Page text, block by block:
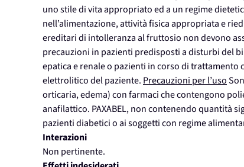
uno stile di vita appropriato ed a un regime
nell’alimentazione, attività fisica appropriata e
ereditari di intolleranza al fruttosio non devono
precauzioni in pazienti predisposti a disturbi del
epatica e renale o pazienti in corso di
elettrolitico del paziente. Precauzioni per l’uso
orticaria, edema) con farmaci che contengono
anafilattico. PAXABEL, non contenendo quantità
pazienti diabetici o ai soggetti con regime
Interazioni
Non pertinente.